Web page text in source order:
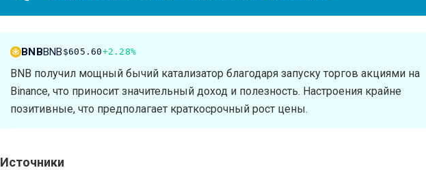
BNBBNB $605.60+2.28%
BNB получил мощный бычий катализатор благодаря запуску торгов акциями на
Binance, что приносит значительный доход и полезность. Настроения крайне
позитивные, что предполагает краткосрочный рост цены.
Источники